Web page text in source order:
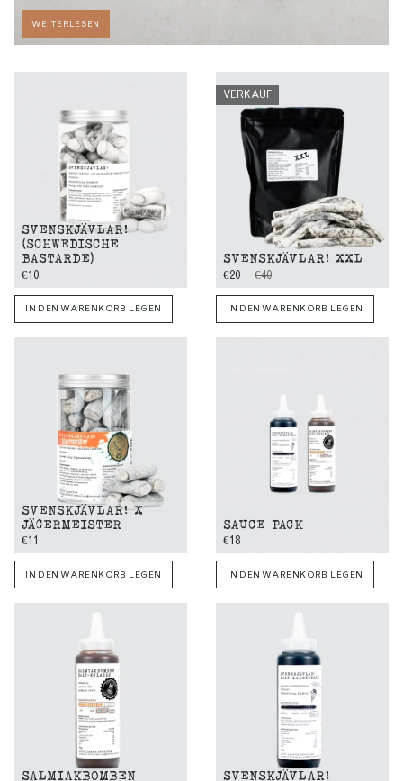
WEITERLESEN
SVENSKJÄVLAR!
(SCHWEDISCHE
BASTARDE)
€10
IN DEN WARENKORB LEGEN
VERKAUF
SVENSKJÄVLAR! XXL
€20 €40
IN DEN WARENKORB LEGEN
SVENSKJÄVLAR! X
JÄGERMEISTER
€11
IN DEN WARENKORB LEGEN
SAUCE PACK
€18
IN DEN WARENKORB LEGEN
SALMIAKBOMBEN
SVENSKJÄVLAR!